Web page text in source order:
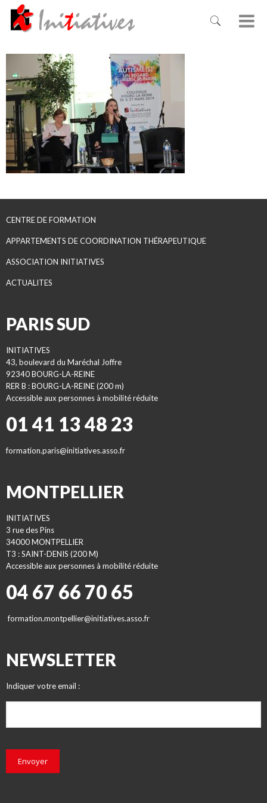
CENTRE DE FORMATION
APPARTEMENTS DE COORDINATION THÉRAPEUTIQUE
ASSOCIATION INITIATIVES
ACTUALITES
PARIS SUD
INITIATIVES
43, boulevard du Maréchal Joffre
92340 BOURG-LA-REINE
RER B : BOURG-LA-REINE (200 m)
Accessible aux personnes à mobilité réduite
01 41 13 48 23
formation.paris@initiatives.asso.fr
MONTPELLIER
INITIATIVES
3 rue des Pins
34000 MONTPELLIER
T3 : SAINT-DENIS (200 M)
Accessible aux personnes à mobilité réduite
04 67 66 70 65
formation.montpellier@initiatives.asso.fr
NEWSLETTER
Indiquer votre email :
Envoyer